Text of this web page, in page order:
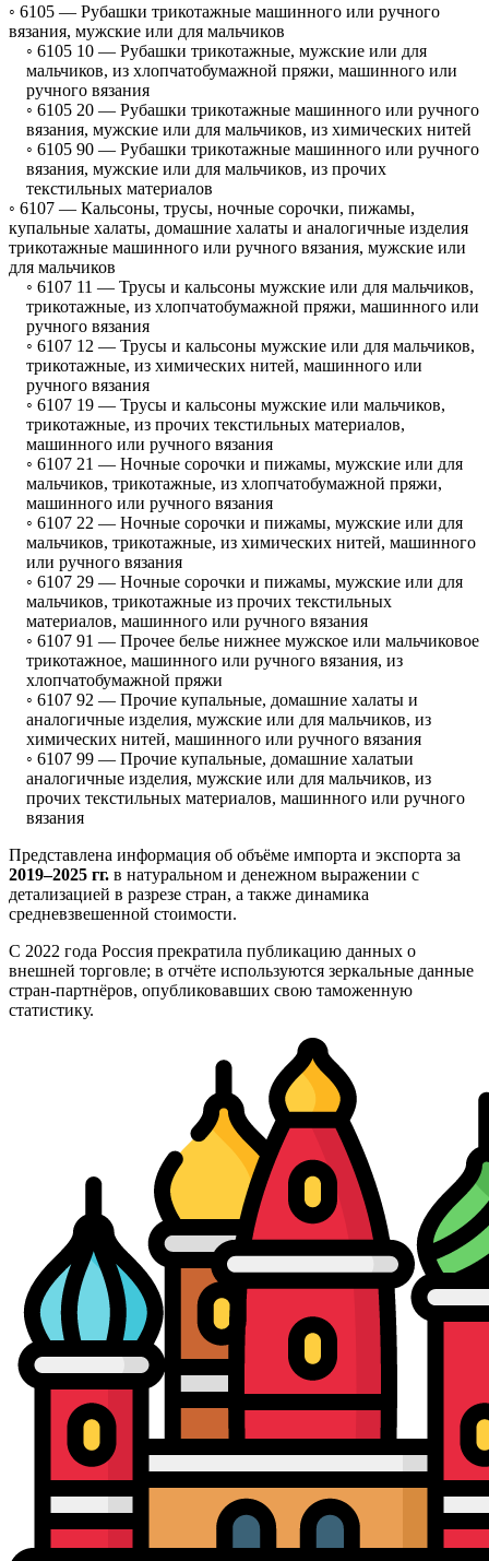
◦ 6105 — Рубашки трикотажные машинного или ручного
вязания, мужские или для мальчиков
◦ 6105 10 — Рубашки трикотажные, мужские или для
мальчиков, из хлопчатобумажной пряжи, машинного или
ручного вязания
◦ 6105 20 — Рубашки трикотажные машинного или ручного
вязания, мужские или для мальчиков, из химических нитей
◦ 6105 90 — Рубашки трикотажные машинного или ручного
вязания, мужские или для мальчиков, из прочих
текстильных материалов
◦ 6107 — Кальсоны, трусы, ночные сорочки, пижамы,
купальные халаты, домашние халаты и аналогичные изделия
трикотажные машинного или ручного вязания, мужские или
для мальчиков
◦ 6107 11 — Трусы и кальсоны мужские или для мальчиков,
трикотажные, из хлопчатобумажной пряжи, машинного или
ручного вязания
◦ 6107 12 — Трусы и кальсоны мужские или для мальчиков,
трикотажные, из химических нитей, машинного или
ручного вязания
◦ 6107 19 — Трусы и кальсоны мужские или мальчиков,
трикотажные, из прочих текстильных материалов,
машинного или ручного вязания
◦ 6107 21 — Ночные сорочки и пижамы, мужские или для
мальчиков, трикотажные, из хлопчатобумажной пряжи,
машинного или ручного вязания
◦ 6107 22 — Ночные сорочки и пижамы, мужские или для
мальчиков, трикотажные, из химических нитей, машинного
или ручного вязания
◦ 6107 29 — Ночные сорочки и пижамы, мужские или для
мальчиков, трикотажные из прочих текстильных
материалов, машинного или ручного вязания
◦ 6107 91 — Прочее белье нижнее мужское или мальчиковое
трикотажное, машинного или ручного вязания, из
хлопчатобумажной пряжи
◦ 6107 92 — Прочие купальные, домашние халаты и
аналогичные изделия, мужские или для мальчиков, из
химических нитей, машинного или ручного вязания
◦ 6107 99 — Прочие купальные, домашние халатыи
аналогичные изделия, мужские или для мальчиков, из
прочих текстильных материалов, машинного или ручного
вязания
Представлена информация об объёме импорта и экспорта за
2019–2025 гг. в натуральном и денежном выражении с
детализацией в разрезе стран, а также динамика
средневзвешенной стоимости.
С 2022 года Россия прекратила публикацию данных о
внешней торговле; в отчёте используются зеркальные данные
стран-партнёров, опубликовавших свою таможенную
статистику.